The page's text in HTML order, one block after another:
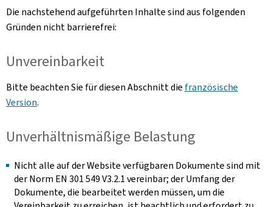
Die nachstehend aufgeführten Inhalte sind aus folgenden
Gründen nicht barrierefrei:
Unvereinbarkeit
Bitte beachten Sie für diesen Abschnitt die französische
Version.
Unverhältnismäßige Belastung
Nicht alle auf der Website verfügbaren Dokumente sind mit
der Norm EN 301 549 V3.2.1 vereinbar; der Umfang der
Dokumente, die bearbeitet werden müssen, um die